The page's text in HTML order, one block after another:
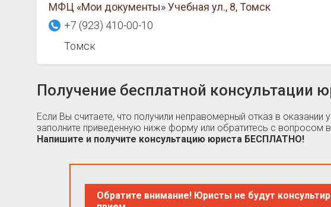
МФЦ «Мои документы» Учебная ул., 8, Томск
+7 (923) 410-00-10
Томск
Получение бесплатной консультации
Если Вы считаете, что получили неправомерный отказ в
заполните приведенную ниже форму или обратитесь с вопросом
Напишите и получите консультацию юриста БЕСПЛАТНО!
Обратите внимание! Юристы не будут